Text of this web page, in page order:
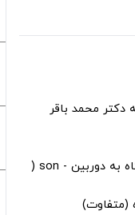
دکتر محمد باقر
دانلود قالب مرد سیاه پوست در حال نگاه به دوربین - son (
(متفاوت)